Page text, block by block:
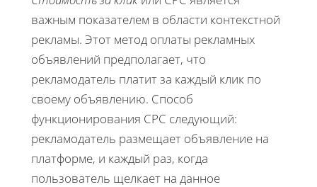
важным показателем в области контекстной
рекламы. Этот метод оплаты рекламных
объявлений предполагает, что
рекламодатель платит за каждый клик по
своему объявлению. Способ
функционирования CPC следующий:
рекламодатель размещает объявление на
платформе, и каждый раз, когда
пользователь щелкает на данное